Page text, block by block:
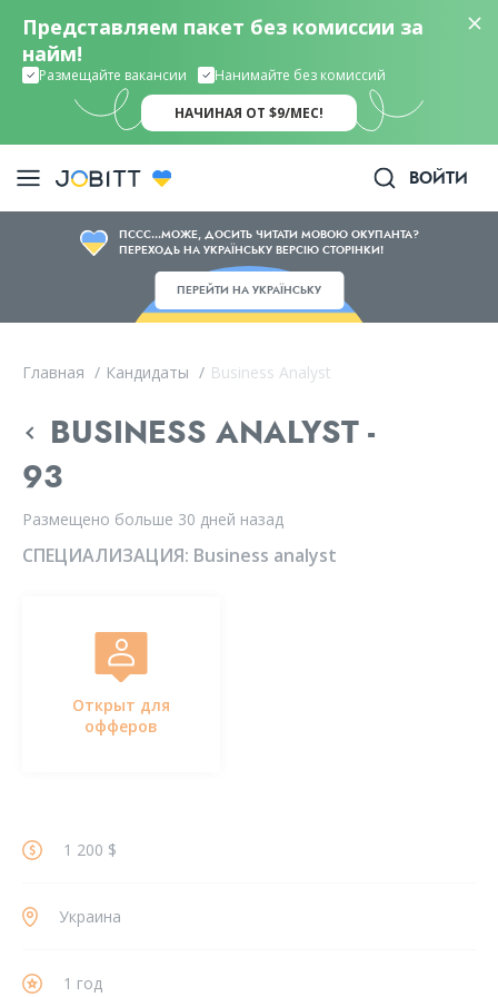
Представляем пакет без комиссии за
найм!
Размещайте вакансии Нанимайте без комиссий
НАЧИНАЯ ОТ $9/МЕС!
ВОЙТИ
ПССС...МОЖЕ, ДОСИТЬ ЧИТАТИ МОВОЮ ОКУПАНТА?
ПЕРЕХОДЬ НА УКРАЇНСЬКУ ВЕРСІЮ СТОРІНКИ!
ПЕРЕЙТИ НА УКРАЇНСЬКУ
Главная / Кандидаты / Business Analyst
BUSINESS ANALYST -
93
Размещено больше 30 дней назад
СПЕЦИАЛИЗАЦИЯ: Business analyst
Открыт для
офферов
1 200 $
Украина
1 год